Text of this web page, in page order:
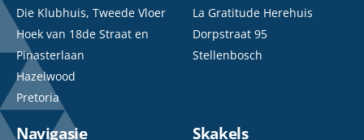
Die Klubhuis, Tweede Vloer
Hoek van 18de Straat en
Pinasterlaan
Hazelwood
Pretoria
La Gratitude Herehuis
Dorpstraat 95
Stellenbosch
Navigasie Skakels